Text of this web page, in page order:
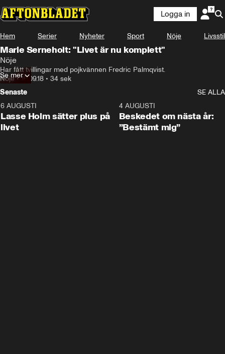
Logga in
Hem Serier Nyheter Sport Nöje Livsstil
Marie Serneholt: "Livet är nu komplett"
Nöje
Har fått tvillingar med pojkvännen Fredric Palmqvist.
Nöje•16.09.18 • 34 sek
Se mer
Senaste
SE ALLA
6 AUGUSTI
Lasse Holm sätter plus på
livet
4 AUGUSTI
Beskedet om nästa år:
”Bestämt mig”